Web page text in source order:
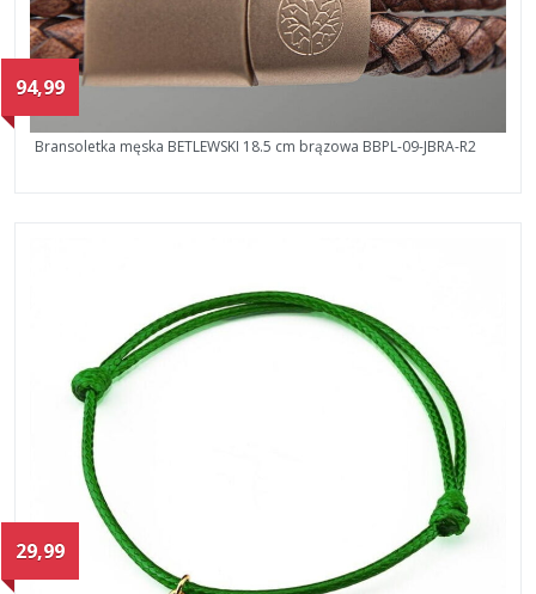
94,99
Bransoletka męska BETLEWSKI 18.5 cm brązowa BBPL-09-JBRA-R2
29,99